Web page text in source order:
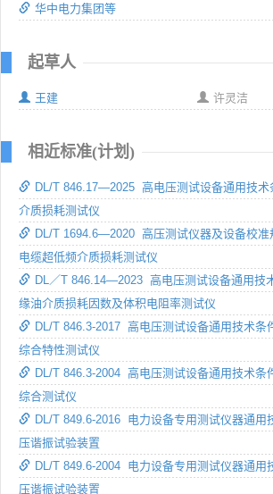
华中电力集团等
起草人
王建 许灵洁
相近标准(计划)
DL/T 846.17—2025 高电压测试设备通用技术
介质损耗测试仪
DL/T 1694.6—2020 高压测试仪器及设备校准
电缆超低频介质损耗测试仪
DL／T 846.14—2023 高电压测试设备通用技
缘油介质损耗因数及体积电阻率测试仪
DL/T 846.3-2017 高电压测试设备通用技术条
综合特性测试仪
DL/T 846.3-2004 高电压测试设备通用技术条
综合测试仪
DL/T 849.6-2016 电力设备专用测试仪器通用
压谐振试验装置
DL/T 849.6-2004 电力设备专用测试仪器通用
压谐振试验装置